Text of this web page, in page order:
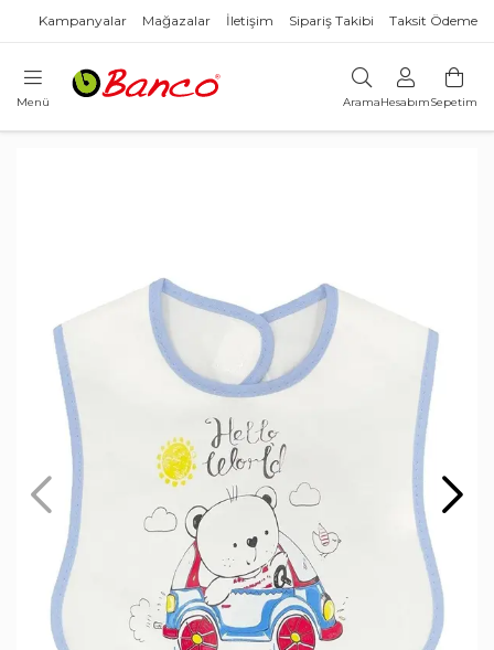
Kampanyalar Mağazalar İletişim Sipariş Takibi Taksit Ödeme
Menü AramaHesabımSepetim